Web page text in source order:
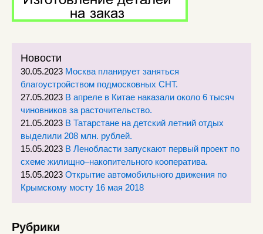
Новости
30.05.2023 Москва планирует заняться
благоустройством подмосковных СНТ.
27.05.2023 В апреле в Китае наказали около 6 тысяч
чиновников за расточительство.
21.05.2023 В Татарстане на детский летний отдых
выделили 208 млн. рублей.
15.05.2023 В Ленобласти запускают первый проект по
схеме жилищно–накопительного кооператива.
15.05.2023 Открытие автомобильного движения по
Крымскому мосту 16 мая 2018
Рубрики